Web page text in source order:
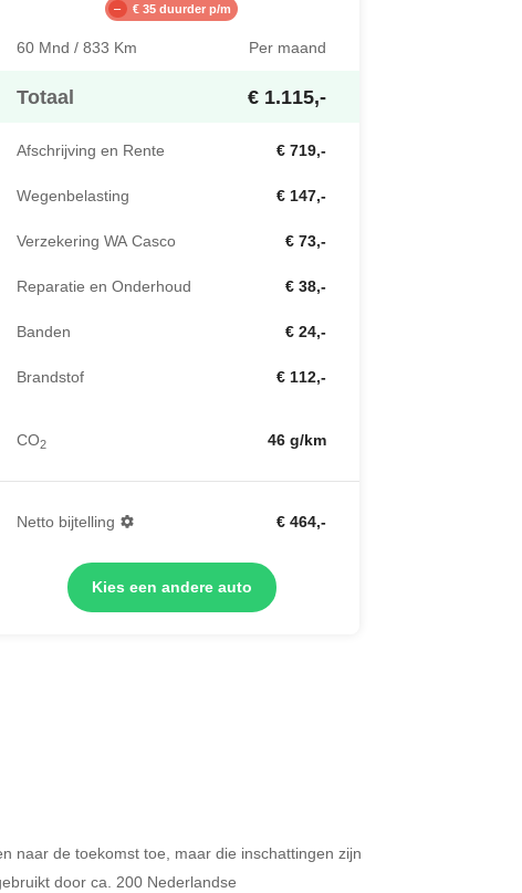
€ 35 duurder p/m
60 Mnd / 833 Km Per maand
Totaal € 1.115,-
Afschrijving en Rente € 719,-
Wegenbelasting € 147,-
Verzekering WA Casco € 73,-
Reparatie en Onderhoud € 38,-
Banden € 24,-
Brandstof € 112,-
CO2 46 g/km
Netto bijtelling € 464,-
Kies een andere auto
Merken op basis van segment
naar de toekomst toe, maar die inschattingen zijn
door ca. 200 Nederlandse